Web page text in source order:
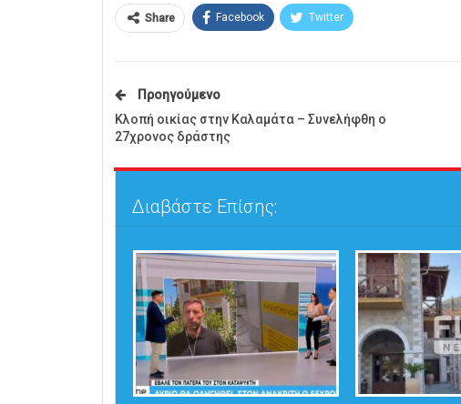
Share Facebook Twitter
Προηγούμενο
Κλοπή οικίας στην Καλαμάτα – Συνελήφθη ο
27χρονος δράστης
Διαβάστε Επίσης: